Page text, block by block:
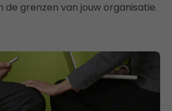
de grenzen van jouw organisatie.